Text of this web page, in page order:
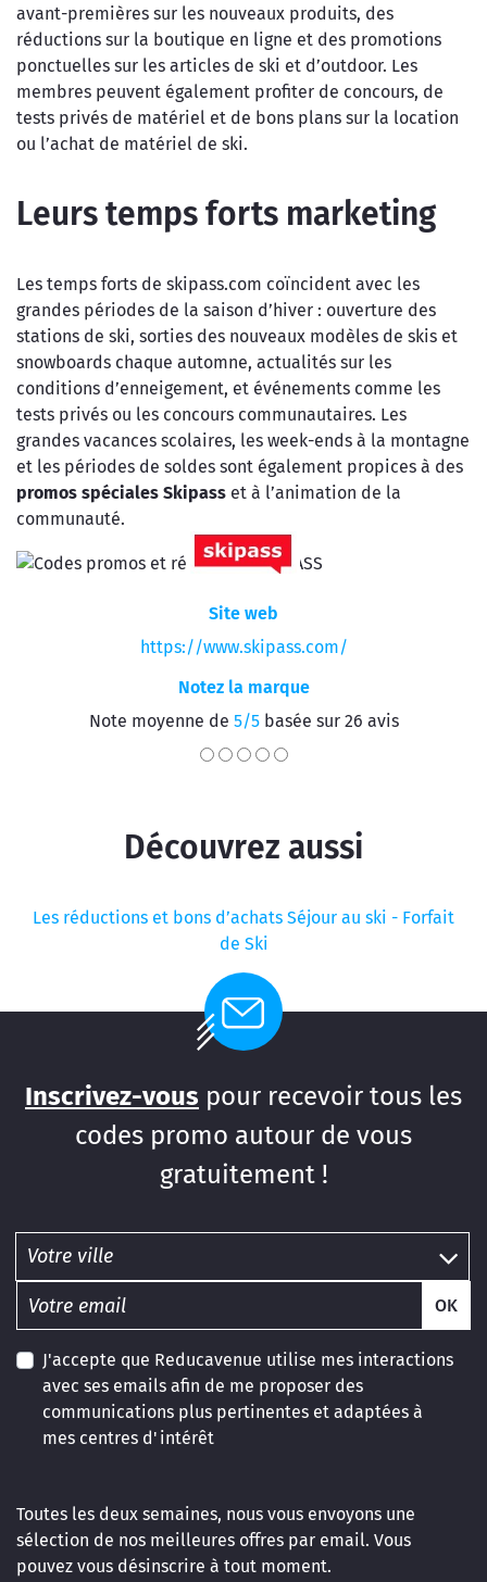
avant-premières sur les nouveaux produits, des
réductions sur la boutique en ligne et des promotions
ponctuelles sur les articles de ski et d’outdoor. Les
membres peuvent également profiter de concours, de
tests privés de matériel et de bons plans sur la location
ou l’achat de matériel de ski.
Leurs temps forts marketing
Les temps forts de skipass.com coïncident avec les
grandes périodes de la saison d’hiver : ouverture des
stations de ski, sorties des nouveaux modèles de skis et
snowboards chaque automne, actualités sur les
conditions d’enneigement, et événements comme les
tests privés ou les concours communautaires. Les
grandes vacances scolaires, les week-ends à la montagne
et les périodes de soldes sont également propices à des
promos spéciales Skipass et à l’animation de la
communauté.
Site web
https://www.skipass.com/
Notez la marque
Note moyenne de 5/5basée sur 26 avis
Découvrez aussi
Les réductions et bons d’achats Séjour au ski - Forfait
de Ski
Inscrivez-vous pour recevoir tous les
codes promo autour de vous
gratuitement !
OK
J'accepte que Reducavenue utilise mes interactions
avec ses emails afin de me proposer des
communications plus pertinentes et adaptées à
mes centres d'intérêt
Toutes les deux semaines, nous vous envoyons une
sélection de nos meilleures offres par email. Vous
pouvez vous désinscrire à tout moment.